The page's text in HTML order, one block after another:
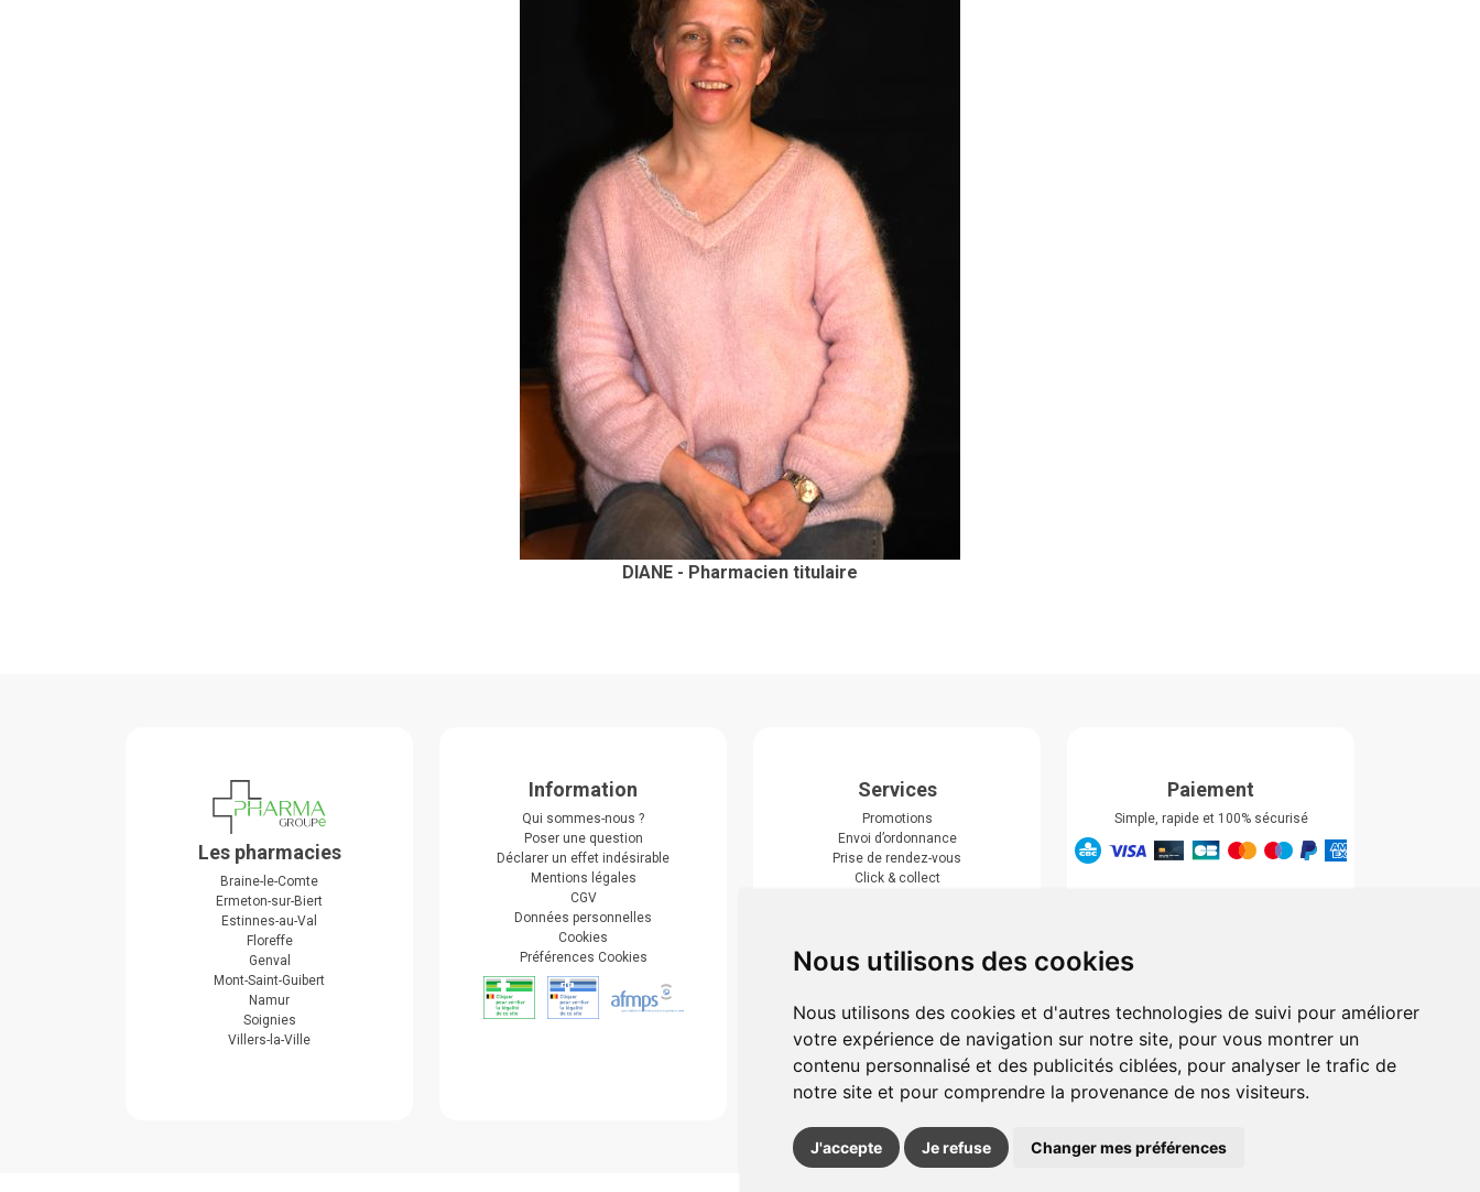
Nous utilisons des cookies
Nous utilisons des cookies et d'autres technologies de suivi pour améliorer
votre expérience de navigation sur notre site, pour vous montrer un
contenu personnalisé et des publicités ciblées, pour analyser le trafic de
notre site et pour comprendre la provenance de nos visiteurs.
J'accepte Je refuse Changer mes préférences
DIANE - Pharmacien titulaire
Les pharmacies
Braine-le-Comte
Ermeton-sur-Biert
Estinnes-au-Val
Floreffe
Genval
Mont-Saint-Guibert
Namur
Soignies
Villers-la-Ville
Information
Qui sommes-nous ?
Poser une question
Déclarer un effet indésirable
Mentions légales
CGV
Données personnelles
Cookies
Préférences Cookies
Services
Promotions
Envoi d’ordonnance
Prise de rendez-vous
Click & collect
Paiement
Simple, rapide et 100% sécurisé